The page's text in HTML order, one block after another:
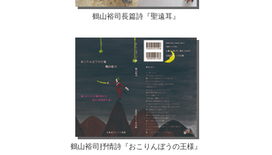
鶴山裕司長篇詩『聖遠耳』
鶴山裕司抒情詩『おこりんぼうの王様』